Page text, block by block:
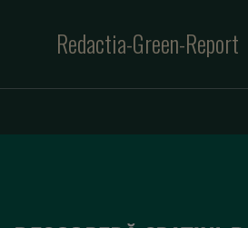
Redactia-Green-Report